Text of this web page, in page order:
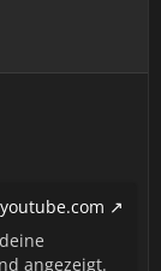
angezeigt.